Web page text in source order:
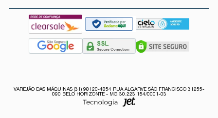
VAREJÃO DAS MÁQUINAS (31) 98120-4854 RUA ALGARVE SÃO FRANCISCO 31255-
090 BELO HORIZONTE - MG 30.223.154/0001-03